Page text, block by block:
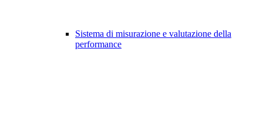
Sistema di misurazione e valutazione della
performance